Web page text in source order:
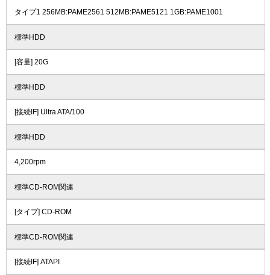
タイプ1 256MB:PAME2561 512MB:PAME5121 1GB:PAME1001
標準HDD
[容量] 20G
標準HDD
[接続IF] Ultra ATA/100
標準HDD
4,200rpm
標準CD-ROM関連
[タイプ] CD-ROM
標準CD-ROM関連
[接続IF] ATAPI